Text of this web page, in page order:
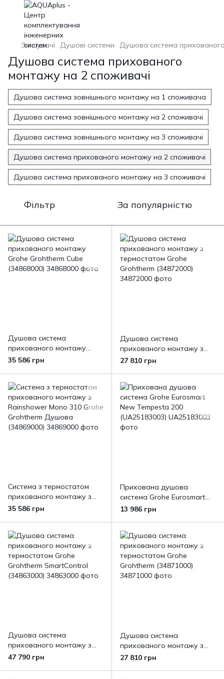
Змішувачі Душові системи Душова система
Душова система прихованого
монтажу на 2 споживачі
Душова система зовнішнього монтажу на 1 споживача
Душова система зовнішнього монтажу на 2 споживачі
Душова система зовнішнього монтажу на 3 споживачі
Душова система прихованого монтажу на 2 споживачі
Душова система прихованого монтажу на 3 споживачі
Фільтр За популярністю
Душова система
прихованого монтажу
Grohe Grohtherm Cube
35 586 грн
Душова система
прихованого монтажу з
термостатом Grohe
27 810 грн
Система з термостатом
прихованого монтажу з
Rainshower Mono 310 Grohe
35 586 грн
Прихована душова
система Grohe Eurosmart
New Tempesta 200
13 986 грн
Душова система
прихованого монтажу з
термостатом Grohe
47 790 грн
Душова система
прихованого монтажу з
термостатом Grohe
27 810 грн